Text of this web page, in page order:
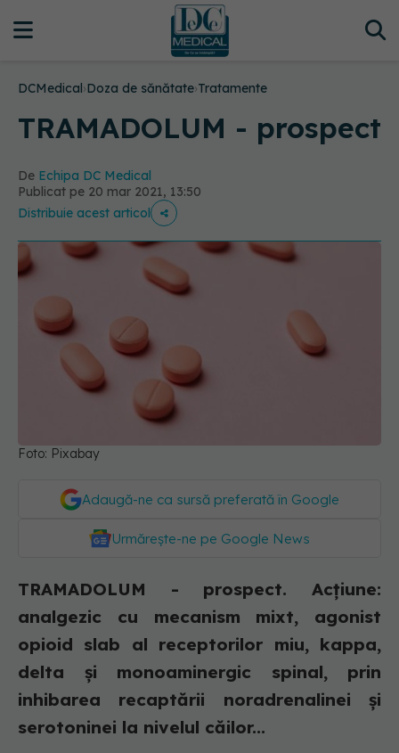
DCMedical›Doza de sănătate›Tratamente
TRAMADOLUM - prospect
De Echipa DC Medical
Publicat pe 20 mar 2021, 13:50
Distribuie acest articol
Foto: Pixabay
Adaugă-ne ca sursă preferată în Google
Urmărește-ne pe Google News
TRAMADOLUM - prospect. Acțiune:
analgezic cu mecanism mixt, agonist
opioid slab al receptorilor miu, kappa,
delta şi monoaminergic spinal, prin
inhibarea recaptării noradrenalinei şi
serotoninei la nivelul căilor...